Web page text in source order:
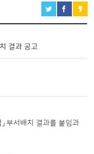
결과 공고
부서배치 결과를 붙임과